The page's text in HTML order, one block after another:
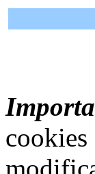
cookies